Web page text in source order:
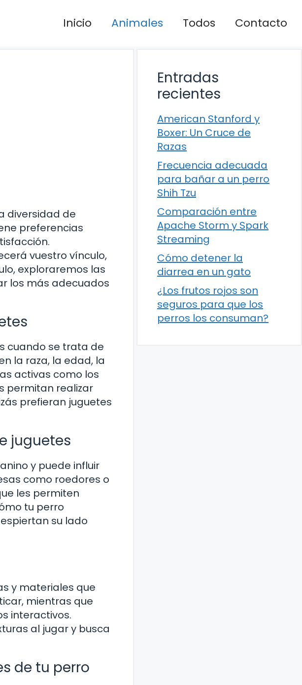
Inicio Animales Todos Contacto
diversidad de
preferencias
vuestro vínculo,
exploraremos las
los más adecuados
cuando se trata de
la raza, la edad, la
activas como los
permitan realizar
prefieran juguetes
juguetes
y puede influir
como roedores o
les permiten
tu perro
su lado
y materiales que
mientras que
interactivos.
al jugar y busca
de tu perro
Entradas
recientes
American Stanford y
Boxer: Un Cruce de
Razas
Frecuencia adecuada
para bañar a un perro
Shih Tzu
Comparación entre
Apache Storm y Spark
Streaming
Cómo detener la
diarrea en un gato
¿Los frutos rojos son
seguros para que los
perros los consuman?